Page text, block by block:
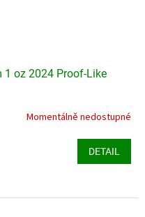
oz 2024 Proof-Like
Momentálně nedostupné
DETAIL